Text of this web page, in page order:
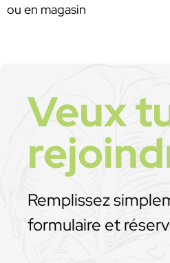
ou en magasin
Veux
Remplissez
formulaire et